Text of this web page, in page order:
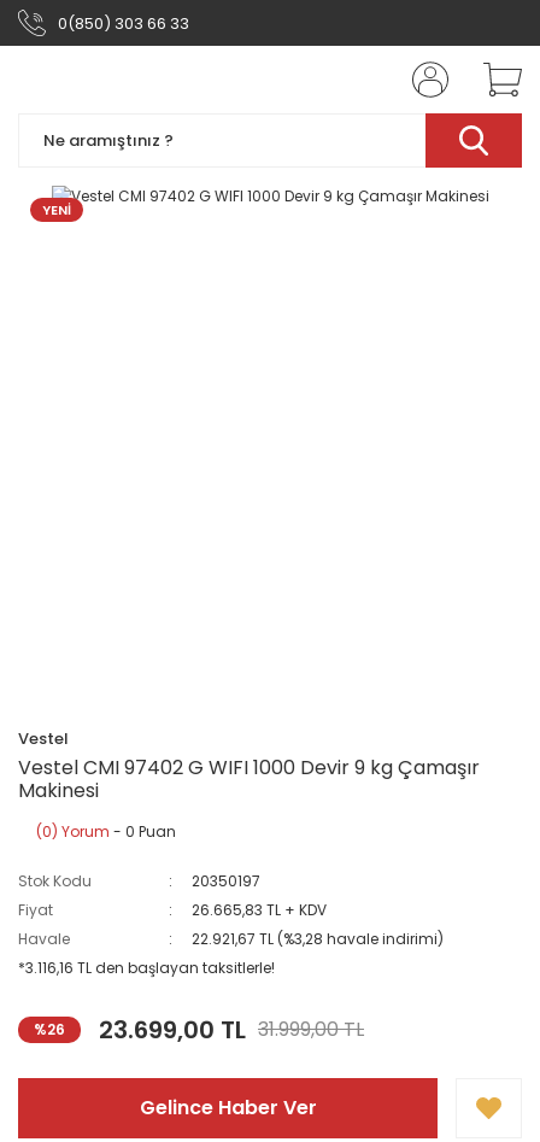
0(850) 303 66 33
YENİ
Vestel
Vestel CMI 97402 G WIFI 1000 Devir 9 kg Çamaşır
Makinesi
(0) Yorum - 0 Puan
Stok Kodu
20350197
Fiyat
26.665,83 TL + KDV
Havale
22.921,67 TL (%3,28 havale indirimi)
*3.116,16 TL den başlayan taksitlerle!
%26 23.699,00 TL 31.999,00 TL
Gelince Haber Ver